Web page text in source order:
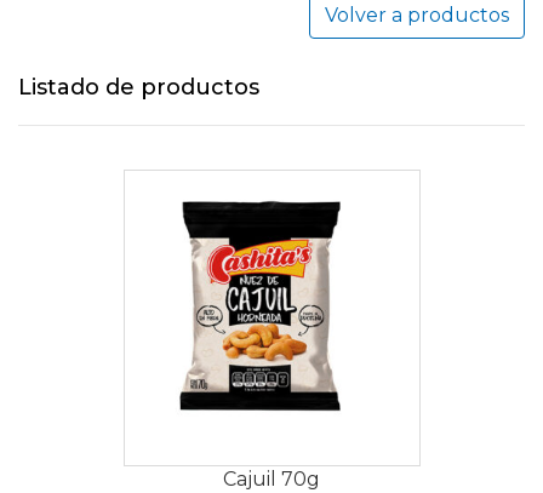
Volver a productos
Listado de productos
Cajuil 70g